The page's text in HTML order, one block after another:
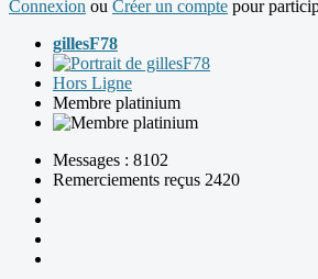
Connexion ou Créer un compte pour
gillesF78
Hors Ligne
Membre platinium
Messages : 8102
Remerciements reçus 2420